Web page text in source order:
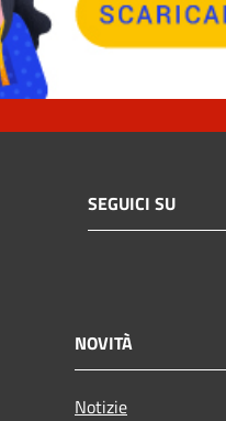
SEGUICI SU
NOVITÀ
Notizie